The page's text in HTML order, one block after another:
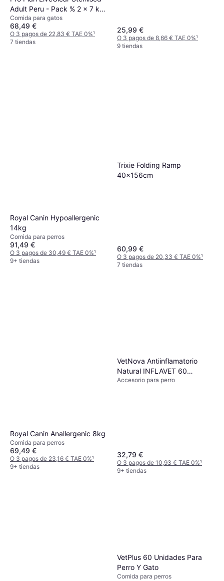
Adult Peru - Pack % 2 x 7 kg
7kg
Comida para gatos
68,49 €
O 3 pagos de 22,83 € TAE 0%¹
7 tiendas
25,99 €
O 3 pagos de 8,66 € TAE 0%¹
9 tiendas
Royal Canin Hypoallergenic
14kg
Comida para perros
91,49 €
O 3 pagos de 30,49 € TAE 0%¹
9+ tiendas
Trixie Folding Ramp
40x156cm
60,99 €
O 3 pagos de 20,33 € TAE 0%¹
7 tiendas
Royal Canin Anallergenic 8kg
Comida para perros
69,49 €
O 3 pagos de 23,16 € TAE 0%¹
9+ tiendas
VetNova Antiinflamatorio
Natural INFLAVET 60
Comprimidos
Accesorio para perro
32,79 €
O 3 pagos de 10,93 € TAE 0%¹
9+ tiendas
VetPlus 60 Unidades Para
Perro Y Gato
Comida para perros